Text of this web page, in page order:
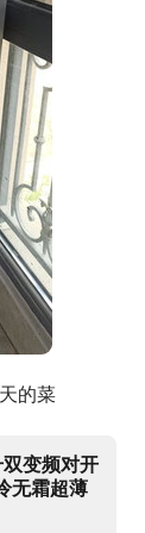
的菜
变频对开
无霜超薄